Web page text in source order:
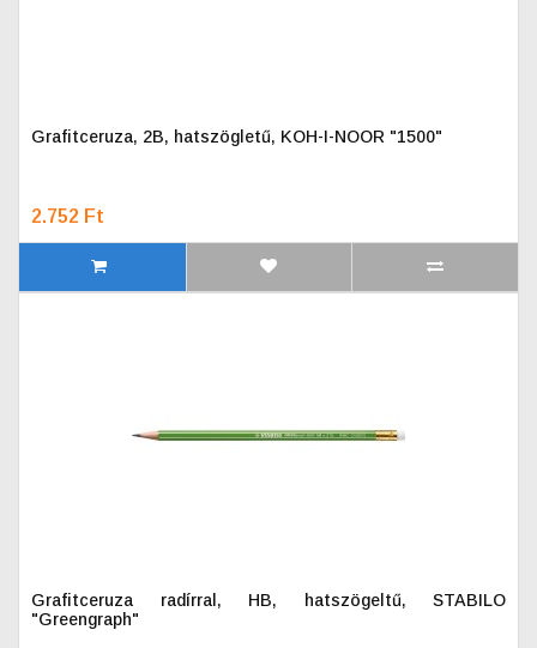
Grafitceruza, 2B, hatszögletű, KOH-I-NOOR "1500"
2.752 Ft
Grafitceruza radírral, HB, hatszögeltű, STABILO
"Greengraph"